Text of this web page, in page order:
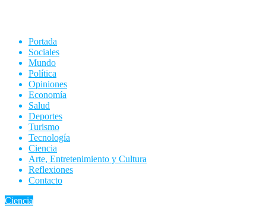
Portada
Sociales
Mundo
Política
Opiniones
Economía
Salud
Deportes
Turismo
Tecnología
Ciencia
Arte, Entretenimiento y Cultura
Reflexiones
Contacto
Ciencia